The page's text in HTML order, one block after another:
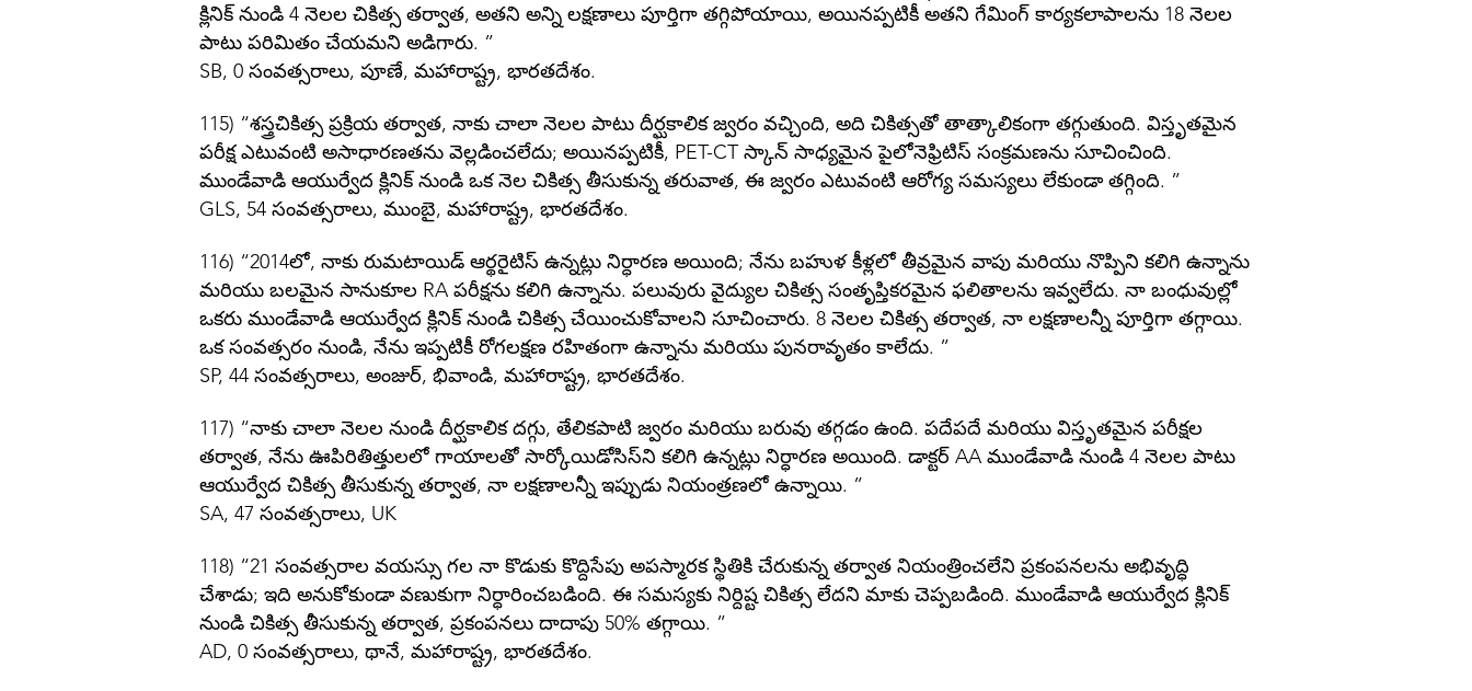
క్లినిక్ నుండి 4 నెలల చికిత్స తర్వాత, అతని అన్ని లక్షణాలు పూర్తిగా తగ్గిపోయాయి, అయినప్పటికీ అతని గేమింగ్ కార్యకలాపాలను 18 నెలల
పాటు పరిమితం చేయమని అడిగారు. ”
SB, 0 సంవత్సరాలు, పూణే, మహారాష్ట్ర, భారతదేశం.
115) “శస్త్రచికిత్స ప్రక్రియ తర్వాత, నాకు చాలా నెలల పాటు దీర్ఘకాలిక జ్వరం వచ్చింది, అది చికిత్సతో తాత్కాలికంగా తగ్గుతుంది. విస్తృతమైన
పరీక్ష ఎటువంటి అసాధారణతను వెల్లడించలేదు; అయినప్పటికీ, PET-CT స్కాన్ సాధ్యమైన పైలోనెఫ్రిటిస్ సంక్రమణను సూచించింది.
ముండేవాడి ఆయుర్వేద క్లినిక్ నుండి ఒక నెల చికిత్స తీసుకున్న తరువాత, ఈ జ్వరం ఎటువంటి ఆరోగ్య సమస్యలు లేకుండా తగ్గింది. ”
GLS, 54 సంవత్సరాలు, ముంబై, మహారాష్ట్ర, భారతదేశం.
116) “2014లో, నాకు రుమటాయిడ్ ఆర్థరైటిస్ ఉన్నట్లు నిర్ధారణ అయింది; నేను బహుళ కీళ్లలో తీవ్రమైన వాపు మరియు నొప్పిని కలిగి ఉన్నాను
మరియు బలమైన సానుకూల RA పరీక్షను కలిగి ఉన్నాను. పలువురు వైద్యుల చికిత్స సంతృప్తికరమైన ఫలితాలను ఇవ్వలేదు. నా బంధువుల్లో
ఒకరు ముండేవాడి ఆయుర్వేద క్లినిక్ నుండి చికిత్స చేయించుకోవాలని సూచించారు. 8 నెలల చికిత్స తర్వాత, నా లక్షణాలన్నీ పూర్తిగా తగ్గాయి.
ఒక సంవత్సరం నుండి, నేను ఇప్పటికీ రోగలక్షణ రహితంగా ఉన్నాను మరియు పునరావృతం కాలేదు. ”
SP, 44 సంవత్సరాలు, అంజుర్, భివాండి, మహారాష్ట్ర, భారతదేశం.
117) “నాకు చాలా నెలల నుండి దీర్ఘకాలిక దగ్గు, తేలికపాటి జ్వరం మరియు బరువు తగ్గడం ఉంది. పదేపదే మరియు విస్తృతమైన పరీక్షల
తర్వాత, నేను ఊపిరితిత్తులలో గాయాలతో సార్కోయిడోసిస్‌ని కలిగి ఉన్నట్లు నిర్ధారణ అయింది. డాక్టర్ AA ముండేవాడి నుండి 4 నెలల పాటు
ఆయుర్వేద చికిత్స తీసుకున్న తర్వాత, నా లక్షణాలన్నీ ఇప్పుడు నియంత్రణలో ఉన్నాయి. ”
SA, 47 సంవత్సరాలు, UK
118) “21 సంవత్సరాల వయస్సు గల నా కొడుకు కొద్దిసేపు అపస్మారక స్థితికి చేరుకున్న తర్వాత నియంత్రించలేని ప్రకంపనలను అభివృద్ధి
చేశాడు; ఇది అనుకోకుండా వణుకుగా నిర్ధారించబడింది. ఈ సమస్యకు నిర్దిష్ట చికిత్స లేదని మాకు చెప్పబడింది. ముండేవాడి ఆయుర్వేద క్లినిక్
నుండి చికిత్స తీసుకున్న తర్వాత, ప్రకంపనలు దాదాపు 50% తగ్గాయి. ”
AD, 0 సంవత్సరాలు, థానే, మహారాష్ట్ర, భారతదేశం.